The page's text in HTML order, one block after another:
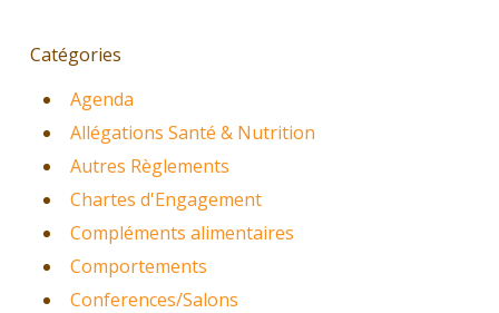
Catégories
Agenda
Allégations Santé & Nutrition
Autres Règlements
Chartes d'Engagement
Compléments alimentaires
Comportements
Conferences/Salons